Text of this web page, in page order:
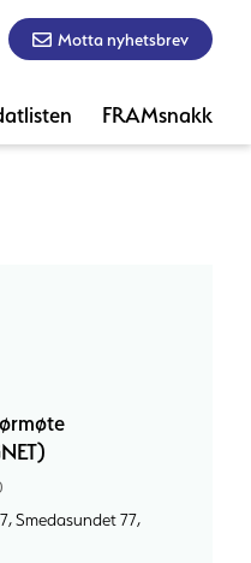
Motta nyhetsbrev
FRAMsnakk
Smedasundet 77,